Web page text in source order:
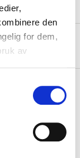
den
for dem,
av
hours!